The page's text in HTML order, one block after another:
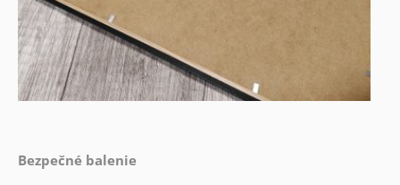
Bezpečné balenie